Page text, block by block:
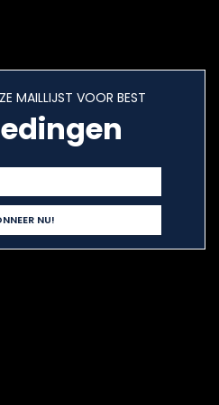
MAILLIJST VOOR BEST